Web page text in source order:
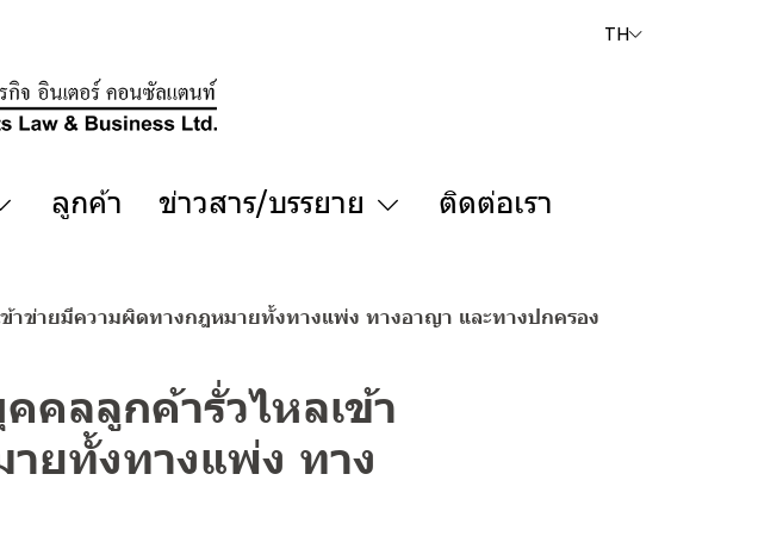
TH
ลูกค้า ข่าวสาร/บรรยาย ติดต่อเรา
าข่ายมีความผิดทางกฎหมายทั้งทางแพ่ง ทางอาญา และทางปกครอง
คลลูกค้ารั่วไหลเข้า
ยทั้งทางแพ่ง ทาง